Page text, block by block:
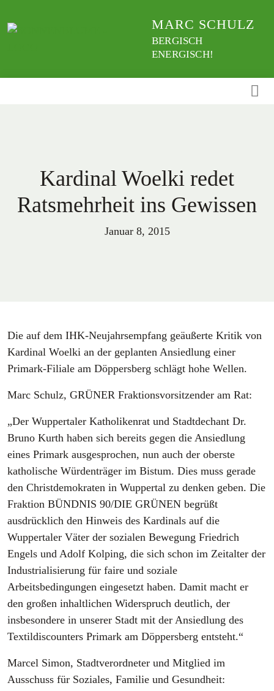
zum
MARC SCHULZ
BERGISCH
ENERGISCH!
Kardinal Woelki redet
Ratsmehrheit ins Gewissen
Januar 8, 2015
Die auf dem IHK-Neujahrsempfang geäußerte Kritik von
Kardinal Woelki an der geplanten Ansiedlung einer
Primark-Filiale am Döppersberg schlägt hohe Wellen.
Marc Schulz, GRÜNER Fraktionsvorsitzender am Rat:
„Der Wuppertaler Katholikenrat und Stadtdechant Dr.
Bruno Kurth haben sich bereits gegen die Ansiedlung
eines Primark ausgesprochen, nun auch der oberste
katholische Würdenträger im Bistum. Dies muss gerade
den Christdemokraten in Wuppertal zu denken geben. Die
Fraktion BÜNDNIS 90/DIE GRÜNEN begrüßt
ausdrücklich den Hinweis des Kardinals auf die
Wuppertaler Väter der sozialen Bewegung Friedrich
Engels und Adolf Kolping, die sich schon im Zeitalter der
Industrialisierung für faire und soziale
Arbeitsbedingungen eingesetzt haben. Damit macht er
den großen inhaltlichen Widerspruch deutlich, der
insbesondere in unserer Stadt mit der Ansiedlung des
Textildiscounters Primark am Döppersberg entsteht.“
Marcel Simon, Stadtverordneter und Mitglied im
Ausschuss für Soziales, Familie und Gesundheit: